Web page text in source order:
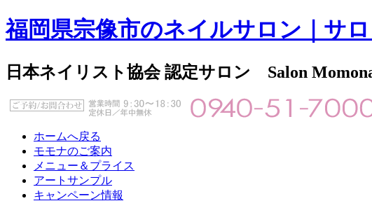
福岡県宗像市のネイルサロン｜サ
日本ネイリスト協会 認定サロン Salon
ホームへ戻る
モモナのご案内
メニュー＆プライス
アートサンプル
キャンペーン情報